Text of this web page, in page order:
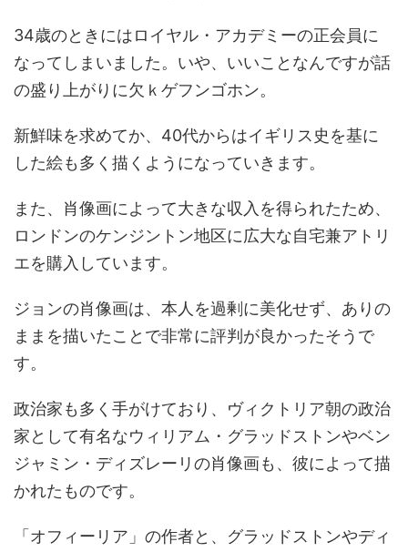
34歳のときにはロイヤル・アカデミーの正会員に
なってしまいました。いや、いいことなんですが話
の盛り上がりに欠ｋゲフンゴホン。
新鮮味を求めてか、40代からはイギリス史を基に
した絵も多く描くようになっていきます。
また、肖像画によって大きな収入を得られたため、
ロンドンのケンジントン地区に広大な自宅兼アトリ
エを購入しています。
ジョンの肖像画は、本人を過剰に美化せず、ありの
ままを描いたことで非常に評判が良かったそうで
す。
政治家も多く手がけており、ヴィクトリア朝の政治
家として有名なウィリアム・グラッドストンやベン
ジャミン・ディズレーリの肖像画も、彼によって描
かれたものです。
「オフィーリア」の作者と、グラッドストンやディ